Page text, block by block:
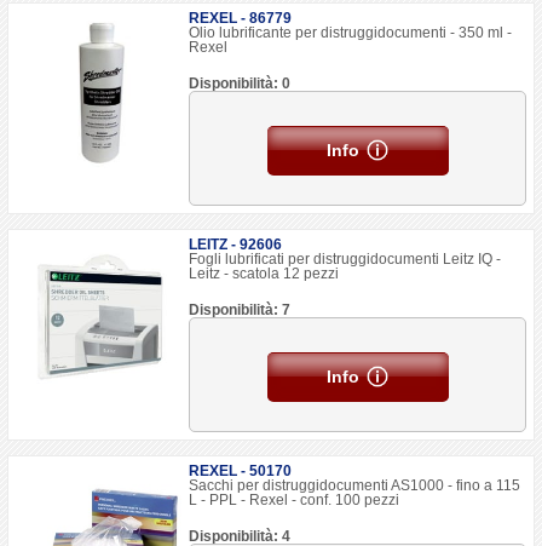
REXEL - 86779
Olio lubrificante per distruggidocumenti - 350 ml -
Rexel
Disponibilità: 0
Info
LEITZ - 92606
Fogli lubrificati per distruggidocumenti Leitz IQ -
Leitz - scatola 12 pezzi
Disponibilità: 7
Info
REXEL - 50170
Sacchi per distruggidocumenti AS1000 - fino a 115
L - PPL - Rexel - conf. 100 pezzi
Disponibilità: 4